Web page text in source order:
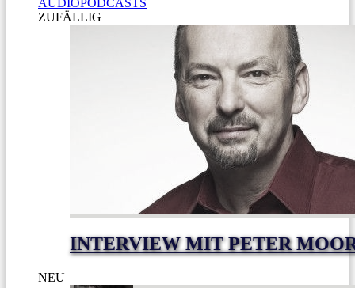
AUDIOPODCASTS
ZUFÄLLIG
INTERVIEW MIT PETER
NEU